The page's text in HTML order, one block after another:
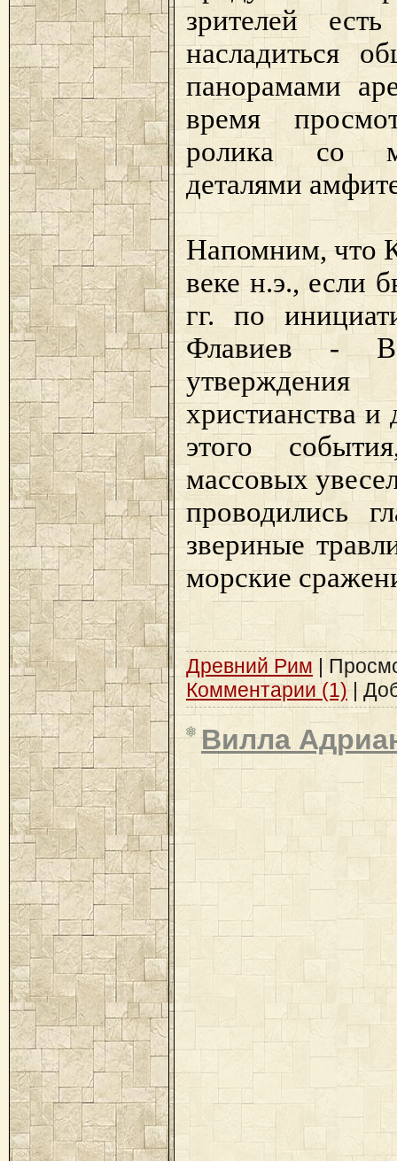
зрителей
насладиться
панорамами
время
ролика со
деталями
Напомним, что
веке н.э., если
гг. по
Флавиев -
христианства и
этого
массовых
проводились
звериные
морские
Древний Рим |
Комментарии (1)|
Вилла